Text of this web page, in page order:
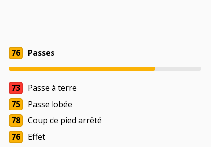
76 Passes
73
Passe à terre
75
Passe lobée
78
Coup de pied arrêté
76
Effet